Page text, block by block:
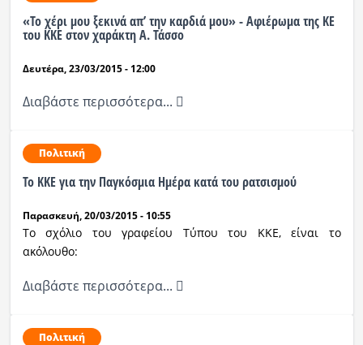
«Το χέρι μου ξεκινά απ’ την καρδιά μου» - Αφιέρωμα της ΚΕ
του ΚΚΕ στον χαράκτη Α. Τάσσο
Δευτέρα, 23/03/2015 - 12:00
Διαβάστε περισσότερα...
Πολιτική
To ΚΚΕ για την Παγκόσμια Ημέρα κατά του ρατσισμού
Παρασκευή, 20/03/2015 - 10:55
Το σχόλιο του γραφείου Τύπου του ΚΚΕ, είναι το
ακόλουθο:
Διαβάστε περισσότερα...
Πολιτική